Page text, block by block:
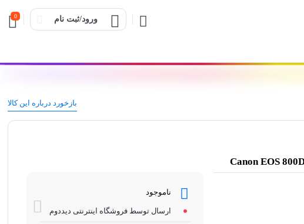
ورود/ثبت نام 0
بازخورد درباره این کالا
ناموجود
ارسال توسط فروشگاه اینترنتی دیددوم